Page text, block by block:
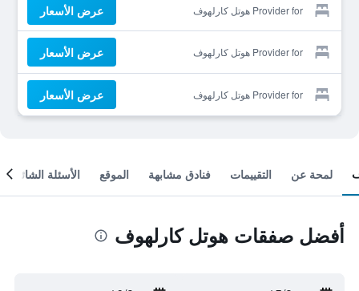
Provider for هوتل كارلهوف عرض الأسعار
Provider for هوتل كارلهوف عرض الأسعار
Provider for هوتل كارلهوف عرض الأسعار
لمحة عن التقييمات فنادق مشابهة الموقع الأسئلة الشائعة
أفضل صفقات هوتل كارلهوف